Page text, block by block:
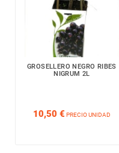
GROSELLERO NEGRO RIBES
NIGRUM 2L
10,50 € PRECIO UNIDAD